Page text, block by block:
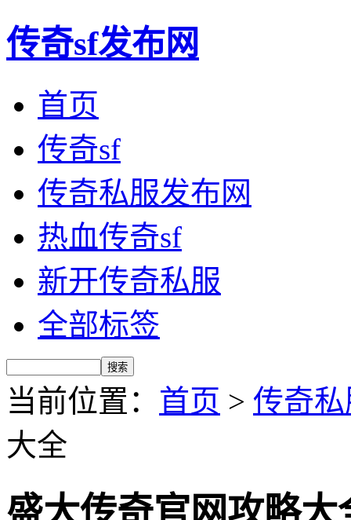
传奇sf发布网
首页
传奇sf
传奇私服发布网
热血传奇sf
新开传奇私服
全部标签
当前位置： 首页 > 传奇
大全
盛大传奇官网攻略大